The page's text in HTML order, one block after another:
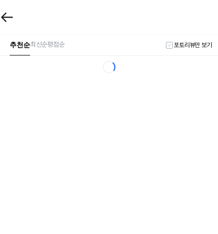
추천순최신순평점순 포토리뷰만 보기